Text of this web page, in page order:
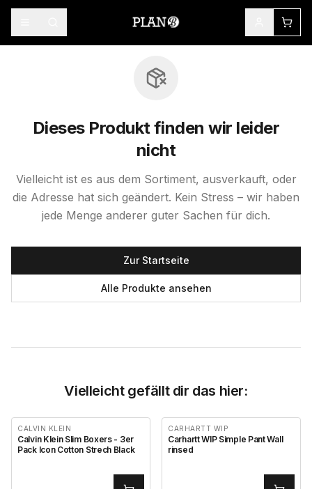
Dieses Produkt finden wir leider
nicht
Vielleicht ist es aus dem Sortiment, ausverkauft, oder
die Adresse hat sich geändert. Kein Stress – wir haben
jede Menge anderer guter Sachen für dich.
Zur Startseite
Alle Produkte ansehen
Vielleicht gefällt dir das hier:
CALVIN KLEIN
Calvin Klein Slim Boxers - 3er
Pack Icon Cotton Strech Black
CARHARTT WIP
Carhartt WIP Simple Pant Wall
rinsed